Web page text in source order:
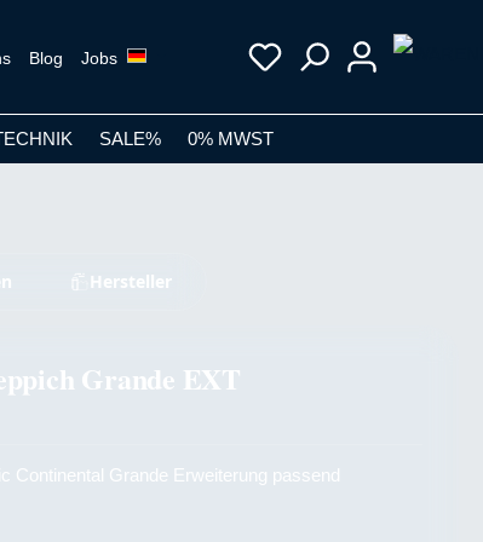
Blog Jobs
SALE% 0% MWST
Hersteller
Grande EXT
Continental Grande Erweiterung passend